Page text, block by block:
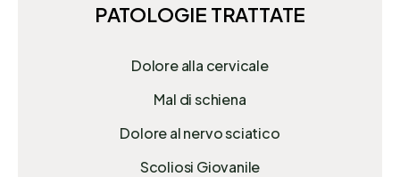
PATOLOGIE TRATTATE
Dolore alla cervicale
Mal di schiena
Dolore al nervo sciatico
Scoliosi Giovanile